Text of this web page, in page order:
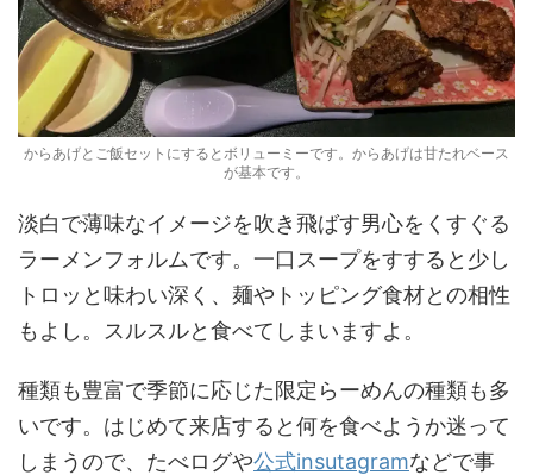
からあげとご飯セットにするとボリューミーです。からあげは甘たれベース
が基本です。
淡白で薄味なイメージを吹き飛ばす男心をくすぐる
ラーメンフォルムです。一口スープをすすると少し
トロッと味わい深く、麺やトッピング食材との相性
もよし。スルスルと食べてしまいますよ。
種類も豊富で季節に応じた限定らーめんの種類も多
いです。はじめて来店すると何を食べようか迷って
しまうので、たべログや公式insutagramなどで事